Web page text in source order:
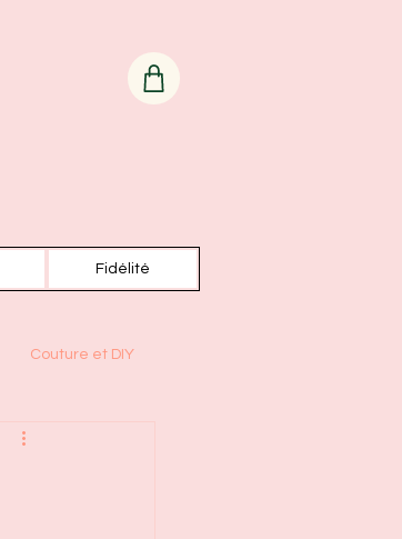
Fidélité
Couture et DIY